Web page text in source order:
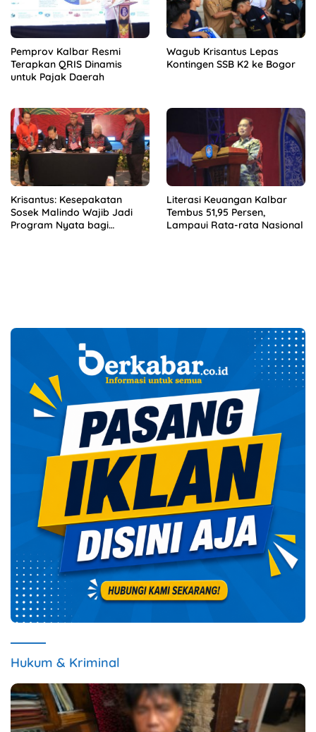
Pemprov Kalbar Resmi
Terapkan QRIS Dinamis
untuk Pajak Daerah
Wagub Krisantus Lepas
Kontingen SSB K2 ke Bogor
Krisantus: Kesepakatan
Sosek Malindo Wajib Jadi
Program Nyata bagi
Literasi Keuangan Kalbar
Tembus 51,95 Persen,
Lampaui Rata-rata Nasional
Hukum & Kriminal